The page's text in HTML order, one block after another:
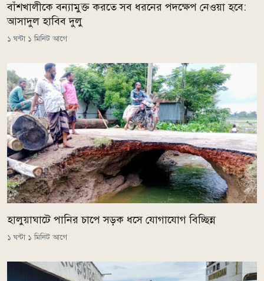
বাঁশখালীকে বন্যামুক্ত করতে সব ধরনের পদক্ষেপ নেওয়া হবে:
আসাদুল হাবিব দুলু
১ ঘন্টা ১ মিনিট আগে
হালুয়াঘাটে পানির চাপে সড়ক ধসে যোগাযোগ বিচ্ছিন্ন
১ ঘন্টা ১ মিনিট আগে